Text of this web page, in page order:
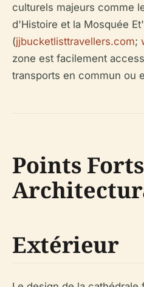
culturels majeurs comme
d'Histoire et la Mosquée
(jjbucketlisttravellers.com;
zone est facilement
transports en commun ou
Points Forts
Extérieur